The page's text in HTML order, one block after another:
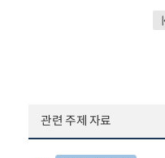
관련 주제 자료